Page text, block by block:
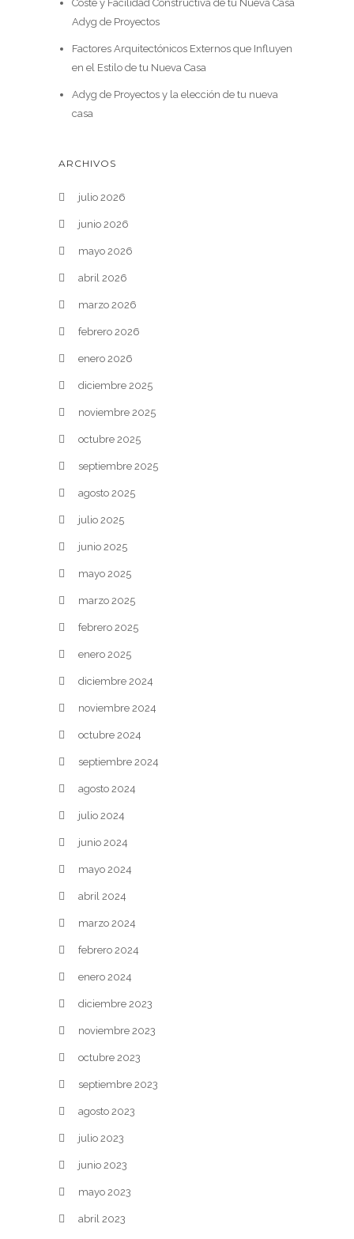
Coste y Facilidad Constructiva de tu Nueva Casa
Adyg de Proyectos
Factores Arquitectónicos Externos que Influyen
en el Estilo de tu Nueva Casa
Adyg de Proyectos y la elección de tu nueva
casa
ARCHIVOS
julio 2026
junio 2026
mayo 2026
abril 2026
marzo 2026
febrero 2026
enero 2026
diciembre 2025
noviembre 2025
octubre 2025
septiembre 2025
agosto 2025
julio 2025
junio 2025
mayo 2025
marzo 2025
febrero 2025
enero 2025
diciembre 2024
noviembre 2024
octubre 2024
septiembre 2024
agosto 2024
julio 2024
junio 2024
mayo 2024
abril 2024
marzo 2024
febrero 2024
enero 2024
diciembre 2023
noviembre 2023
octubre 2023
septiembre 2023
agosto 2023
julio 2023
junio 2023
mayo 2023
abril 2023